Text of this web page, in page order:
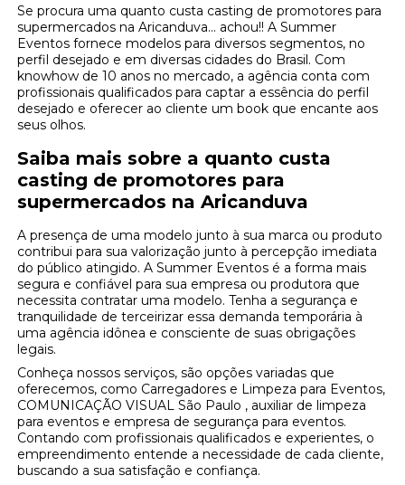
Se procura uma quanto custa casting de promotores para
supermercados na Aricanduva... achou!! A Summer
Eventos fornece modelos para diversos segmentos, no
perfil desejado e em diversas cidades do Brasil. Com
knowhow de 10 anos no mercado, a agência conta com
profissionais qualificados para captar a essência do perfil
desejado e oferecer ao cliente um book que encante aos
seus olhos.
Saiba mais sobre a quanto custa
casting de promotores para
supermercados na Aricanduva
A presença de uma modelo junto à sua marca ou produto
contribui para sua valorização junto à percepção imediata
do público atingido. A Summer Eventos é a forma mais
segura e confiável para sua empresa ou produtora que
necessita contratar uma modelo. Tenha a segurança e
tranquilidade de terceirizar essa demanda temporária à
uma agência idônea e consciente de suas obrigações
legais.
Conheça nossos serviços, são opções variadas que
oferecemos, como Carregadores e Limpeza para Eventos,
COMUNICAÇÃO VISUAL São Paulo , auxiliar de limpeza
para eventos e empresa de segurança para eventos.
Contando com profissionais qualificados e experientes, o
empreendimento entende a necessidade de cada cliente,
buscando a sua satisfação e confiança.